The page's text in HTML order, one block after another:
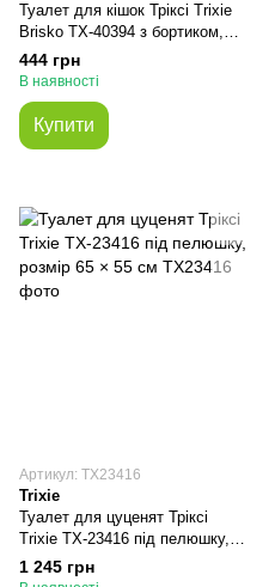
Туалет для кішок Тріксі Trixie
Brisko TX-40394 з бортиком,
розмір 38×11×50 см
444 грн
В наявності
Купити
Артикул: TX23416
Trixie
Туалет для цуценят Тріксі
Trixie TX-23416 під пелюшку,
розмір 65 × 55 см
1 245 грн